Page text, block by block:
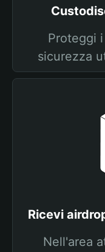
Proteggi
sicurezza
Ricevi
Nell'area